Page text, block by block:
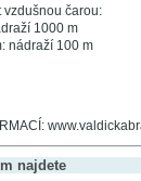
vzdušnou čarou:
1000 m
nádraží 100 m
najdete